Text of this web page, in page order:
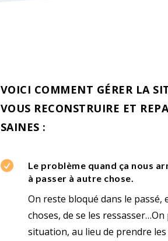
VOICI COMMENT GÉRER LA
VOUS RECONSTRUIRE ET
SAINES :

Le problème quand ça nous
à passer à autre chose.
On reste bloqué dans le passé,
choses, de se les
situation, au lieu de prendre